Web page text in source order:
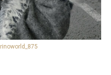
rinoworld_875